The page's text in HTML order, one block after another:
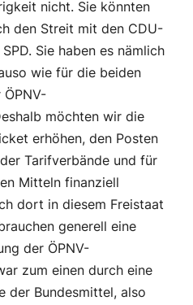
nicht. Sie könnten
den Streit mit den CDU-
Sie haben es nämlich
wie für die beiden
möchten wir die
erhöhen, den Posten
Tarifverbände und für
Mitteln finanziell
dort in diesem Freistaat
generell eine
der ÖPNV-
zum einen durch eine
der Bundesmittel, also